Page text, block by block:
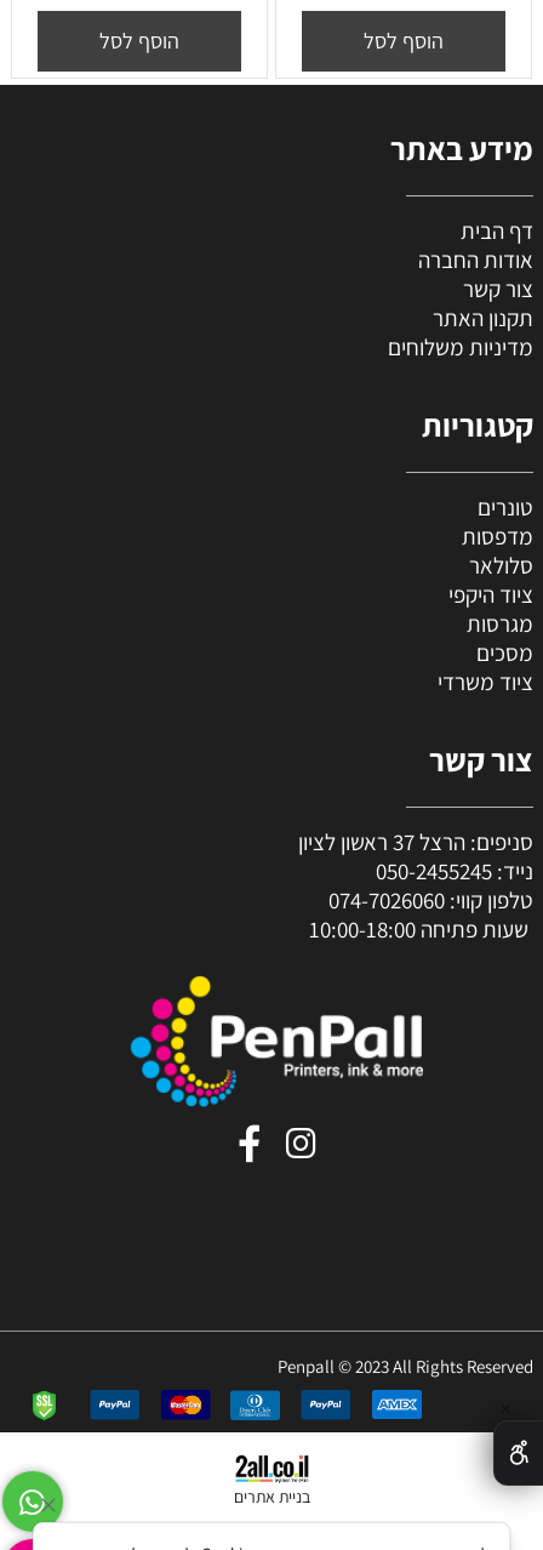
הוסף לסל הוסף לסל
מידע באתר
דף הבית
אודות החברה
צור קשר
תקנון האתר
מדיניות משלוחים
קטגוריות
טונרים
מדפסות
סלולאר
ציוד היקפי
מגרסות
מסכים
ציוד משרדי
צור קשר
סניפים: הרצל 37 ראשון לציון
נייד: 050-2455245
טלפון קווי: 074-7026060
שעות פתיחה 10:00-18:00
Penpall © 2023 All Rights Reserved
בניית אתרים